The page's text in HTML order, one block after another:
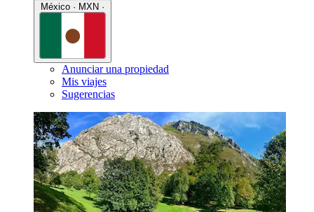
Anunciar una propiedad
Mis viajes
Sugerencias